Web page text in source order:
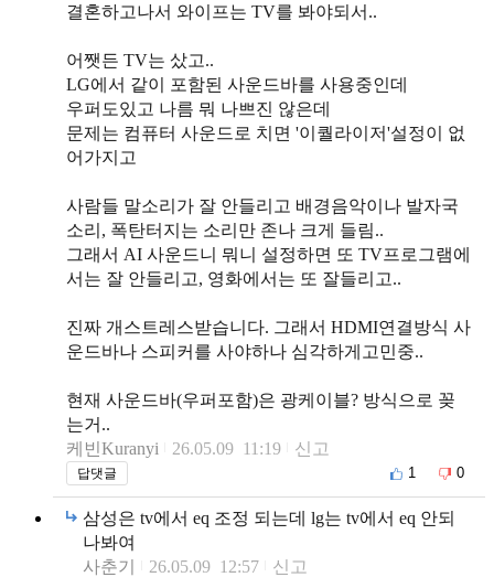
결혼하고나서 와이프는 TV를 봐야되서..
어쨋든 TV는 샀고..
LG에서 같이 포함된 사운드바를 사용중인데
우퍼도있고 나름 뭐 나쁘진 않은데
문제는 컴퓨터 사운드로 치면 '이퀄라이저'설정이 없
어가지고
사람들 말소리가 잘 안들리고 배경음악이나 발자국
소리, 폭탄터지는 소리만 존나 크게 들림..
그래서 AI 사운드니 뭐니 설정하면 또 TV프로그램에
서는 잘 안들리고, 영화에서는 또 잘들리고..
진짜 개스트레스받습니다. 그래서 HDMI연결방식 사
운드바나 스피커를 사야하나 심각하게고민중..
현재 사운드바(우퍼포함)은 광케이블? 방식으로 꽂
는거..
케빈Kuranyi
26.05.09 11:19 신고
답댓글 1 0
삼성은 tv에서 eq 조정 되는데 lg는 tv에서 eq 안되
나봐여
사춘기
26.05.09 12:57 신고